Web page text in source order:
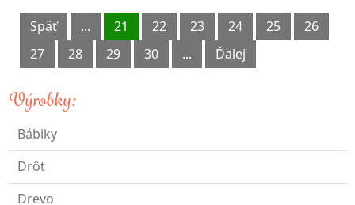
Späť ... 21 22 23 24 25
26
27
28 29 30 ... Ďalej
Výrobky:
Bábiky
Drôt
Drevo